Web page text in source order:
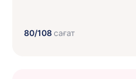
80/108сағат